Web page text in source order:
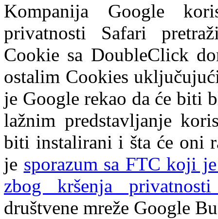
Kompanija Google
privatnosti Safari
Cookie sa DoubleClick
ostalim Cookies
je Google rekao da će biti
lažnim predstavljanje
biti instalirani i šta će oni
je sporazum sa FTC koji
zbog kršenja
društvene mreže Google